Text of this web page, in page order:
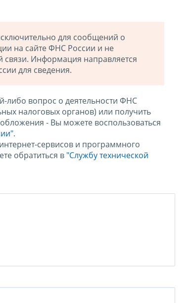
для сообщений о
на сайте ФНС России и не
связи. Информация направляется
для сведения.
либо вопрос о деятельности ФНС
налоговых органов) или получить
- Вы можете воспользоваться
.
сервисов и программного
обратиться в "Службу технической